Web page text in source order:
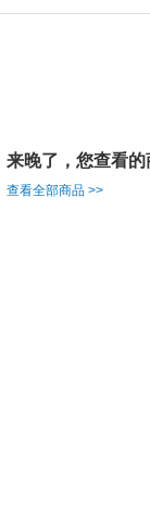
来晚了，您查看
查看全部商品 >>